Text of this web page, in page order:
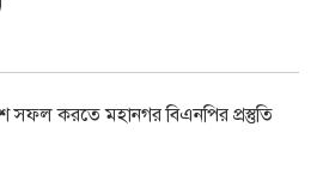
সফল করতে মহানগর বিএনপির প্রস্তুতি